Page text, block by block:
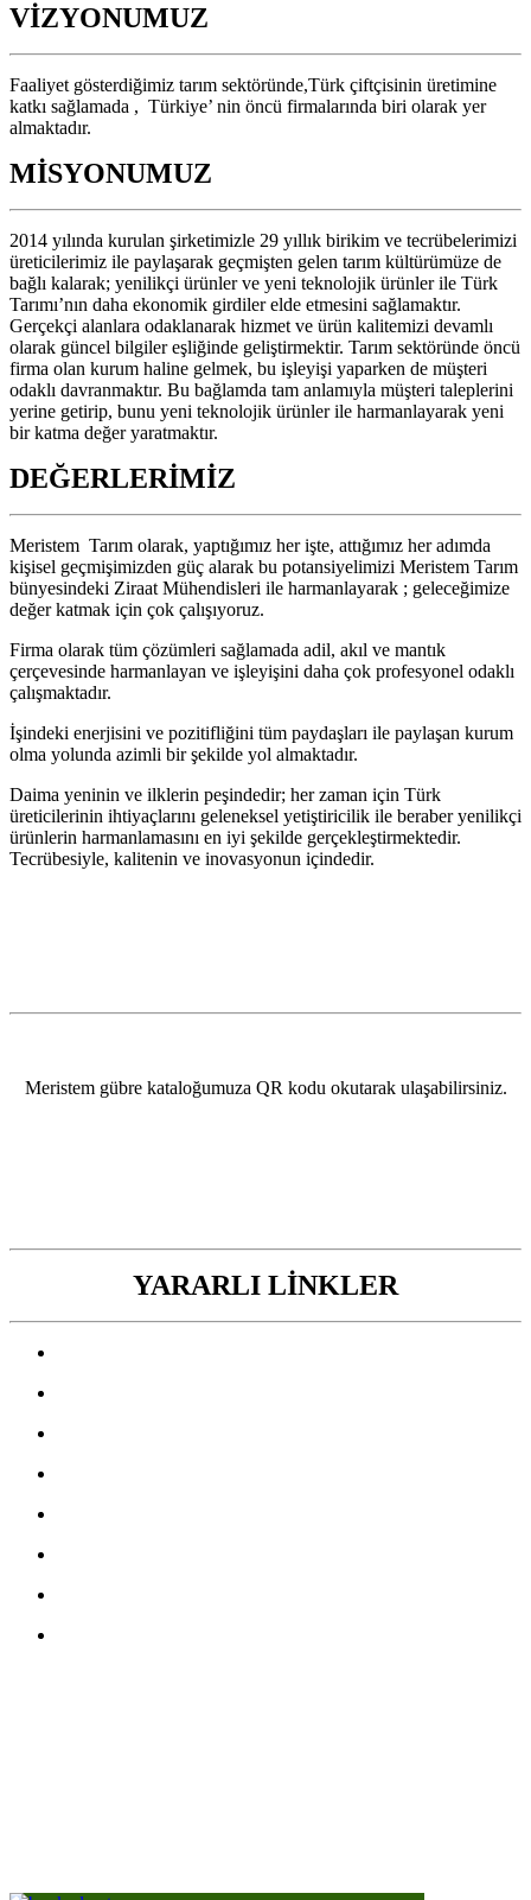
VİZYONUMUZ
Faaliyet gösterdiğimiz tarım sektöründe,Türk çiftçisinin üretimine
katkı sağlamada , Türkiye’ nin öncü firmalarında biri olarak yer
almaktadır.
MİSYONUMUZ
2014 yılında kurulan şirketimizle 29 yıllık birikim ve tecrübelerimizi
üreticilerimiz ile paylaşarak geçmişten gelen tarım kültürümüze de
bağlı kalarak; yenilikçi ürünler ve yeni teknolojik ürünler ile Türk
Tarımı’nın daha ekonomik girdiler elde etmesini sağlamaktır.
Gerçekçi alanlara odaklanarak hizmet ve ürün kalitemizi devamlı
olarak güncel bilgiler eşliğinde geliştirmektir. Tarım sektöründe öncü
firma olan kurum haline gelmek, bu işleyişi yaparken de müşteri
odaklı davranmaktır. Bu bağlamda tam anlamıyla müşteri taleplerini
yerine getirip, bunu yeni teknolojik ürünler ile harmanlayarak yeni
bir katma değer yaratmaktır.
DEĞERLERİMİZ
Meristem Tarım olarak, yaptığımız her işte, attığımız her adımda
kişisel geçmişimizden güç alarak bu potansiyelimizi Meristem Tarım
bünyesindeki Ziraat Mühendisleri ile harmanlayarak ; geleceğimize
değer katmak için çok çalışıyoruz.
Firma olarak tüm çözümleri sağlamada adil, akıl ve mantık
çerçevesinde harmanlayan ve işleyişini daha çok profesyonel odaklı
çalışmaktadır.
İşindeki enerjisini ve pozitifliğini tüm paydaşları ile paylaşan kurum
olma yolunda azimli bir şekilde yol almaktadır.
Daima yeninin ve ilklerin peşindedir; her zaman için Türk
üreticilerinin ihtiyaçlarını geleneksel yetiştiricilik ile beraber yenilikçi
ürünlerin harmanlamasını en iyi şekilde gerçekleştirmektedir.
Tecrübesiyle, kalitenin ve inovasyonun içindedir.
Meristem gübre kataloğumuza QR kodu okutarak ulaşabilirsiniz.
YARARLI LİNKLER